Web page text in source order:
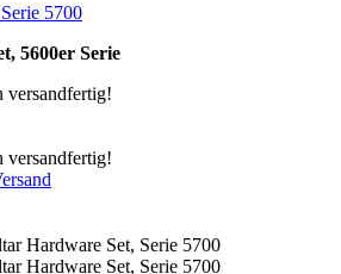
5700
5600er Serie
versandfertig!
versandfertig!